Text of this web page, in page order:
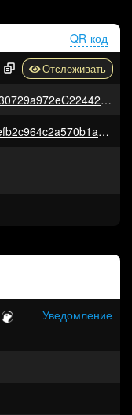
QR-код
0x6EFBA8fb2AC5b6730729a972eC224426a287C3Ad
0x6320386f4d6df032efb2c964c2a570b1ae0bb45a6a8a97a6f071033a8e2d3ce6
Уведомление